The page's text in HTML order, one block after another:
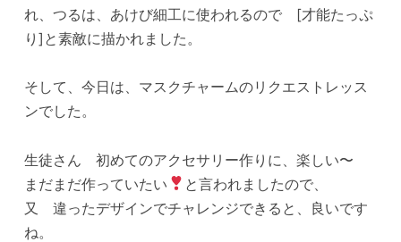
れ、つるは、あけび細工に使われるので [才能たっぷ
り]と素敵に描かれました。
そして、今日は、マスクチャームのリクエストレッス
ンでした。
生徒さん 初めてのアクセサリー作りに、楽しい〜
まだまだ作っていたい
と言われましたので、
又 違ったデザインでチャレンジできると、良いです
ね。